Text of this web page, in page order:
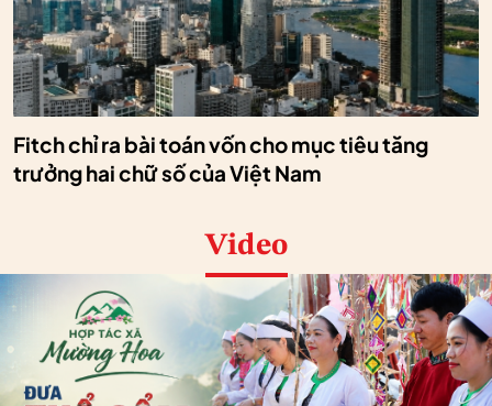
Fitch chỉ ra bài toán vốn cho mục tiêu tăng
trưởng hai chữ số của Việt Nam
Video